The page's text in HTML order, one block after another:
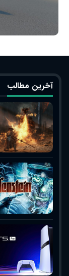
آخرین مطالب